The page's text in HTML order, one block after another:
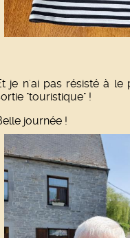
je n'ai pas résisté à
"touristique" !
journée !